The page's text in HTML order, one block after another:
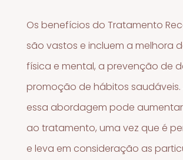
Os benefícios do Tratamento
são vastos e incluem a melhora
física e mental, a prevenção de
promoção de hábitos saudáveis.
essa abordagem pode
ao tratamento, uma vez que é
e leva em consideração as